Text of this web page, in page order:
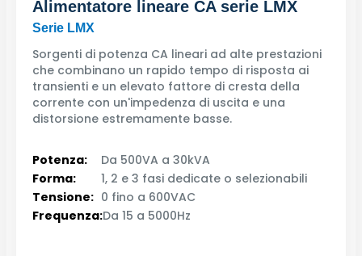
Alimentatore lineare CA serie LMX
Serie LMX
Sorgenti di potenza CA lineari ad alte prestazioni
che combinano un rapido tempo di risposta ai
transienti e un elevato fattore di cresta della
corrente con un'impedenza di uscita e una
distorsione estremamente basse.
Potenza:
Da 500VA a 30kVA
Forma:
1, 2 e 3 fasi dedicate o selezionabili
Tensione: 0 fino a 600VAC
Frequenza:Da 15 a 5000Hz